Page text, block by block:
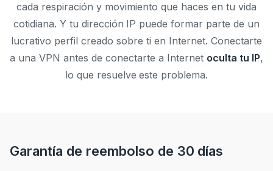
cada respiración y movimiento que haces en tu vida
cotidiana. Y tu dirección IP puede formar parte de un
lucrativo perfil creado sobre ti en Internet. Conectarte
a una VPN antes de conectarte a Internet oculta tu IP,
lo que resuelve este problema.
Garantía de reembolso de 30 días